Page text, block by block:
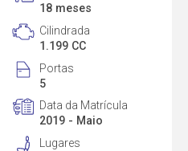
18 meses
Cilindrada
1.199 CC
Portas
5
Data da Matrícula
2019 - Maio
Lugares